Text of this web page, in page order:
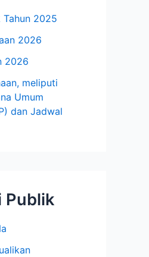
Tahun 2025
2026
2026
meliputi
Umum
dan Jadwal
Publik